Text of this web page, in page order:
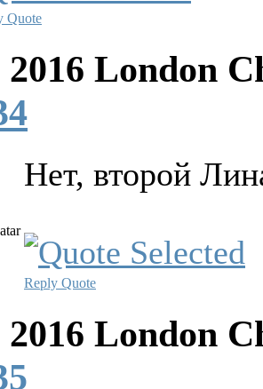
Quote
London
Нет, второй
Reply Quote
London